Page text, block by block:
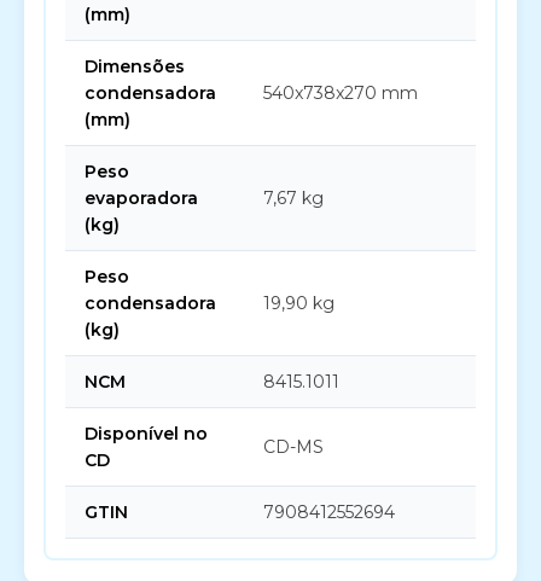
(mm)
Dimensões
condensadora
(mm)
540x738x270 mm
Peso
evaporadora
(kg)
7,67 kg
Peso
condensadora
(kg)
19,90 kg
NCM 8415.1011
Disponível no
CD
CD-MS
GTIN 7908412552694